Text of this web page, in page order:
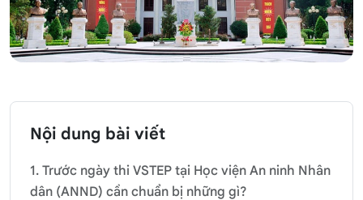
Nội dung bài viết
1. Trước ngày thi VSTEP tại Học viện An ninh Nhân
dân (ANND) cần chuẩn bị những gì?